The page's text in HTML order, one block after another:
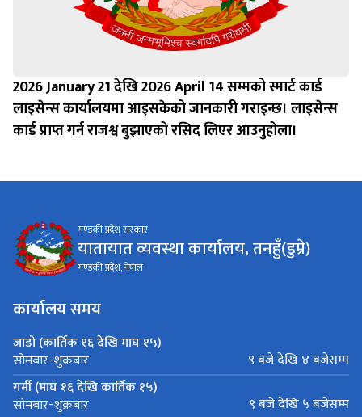
2026 January 21 देखि 2026 April 14 सम्मको स्मार्ट कार्ड
लाइसेन्स कार्यालयमा आइसकेको जानकारी गराइन्छ। लाइसेन्स
कार्ड प्राप्त गर्न राजश्व बुझाएको रसिद लिएर आउनुहोला।
गण्डकी प्रदेश सरकार
यातायात व्यवस्था कार्यालय, तनहुँ(डुम्रे)
गण्डकी प्रदेश, नेपाल
कार्यालय समय
जाडो (कार्तिक १६ देखि माघ १५)
सोमबार-शुक्रबार
९ बजे देखि ४ बजेसम्म
गर्मी (माघ १६ देखि कार्तिक १५)
सोमबार-शुक्रबार ९ बजे देखि ५ बजेसम्म